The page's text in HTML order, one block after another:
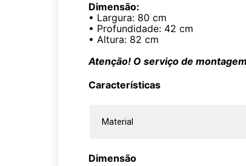
Dimensão:
• Largura: 80 cm
• Profundidade: 42 cm
• Altura: 82 cm
Atenção! O serviço de
Características
Material
Dimensão